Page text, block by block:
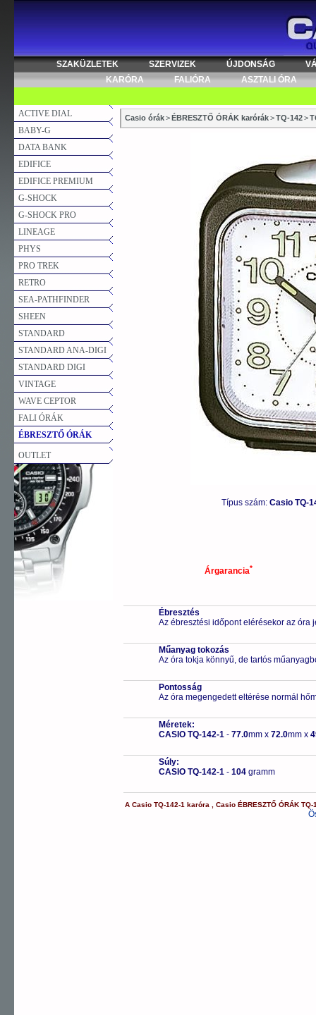
SZAKÜZLETEK SZERVIZEK ÚJDONSÁG
KARÓRA
FALIÓRA ASZTALI ÓRA
ACTIVE DIAL
BABY-G
DATA BANK
EDIFICE
EDIFICE PREMIUM
G-SHOCK
G-SHOCK PRO
LINEAGE
PHYS
PRO TREK
RETRO
SEA-PATHFINDER
SHEEN
STANDARD
STANDARD ANA-DIGI
STANDARD DIGI
VINTAGE
WAVE CEPTOR
FALI ÓRÁK
ÉBRESZTŐ ÓRÁK
OUTLET
Casio órák>ÉBRESZTŐ ÓRÁK karórák>TQ-142>
Típus szám: Casio TQ-
Árgarancia*
Ébresztés
Az ébresztési időpont elérésekor az óra
Műanyag tokozás
Az óra tokja könnyű, de tartós
Pontosság
Az óra megengedett eltérése normál
Méretek:
CASIO TQ-142-1 - 77.0mm x 72.0mm x
Súly:
CASIO TQ-142-1 - 104 gramm
ACasio TQ-142-1 karóra ,Casio ÉBRESZTŐ ÓRÁK TQ-